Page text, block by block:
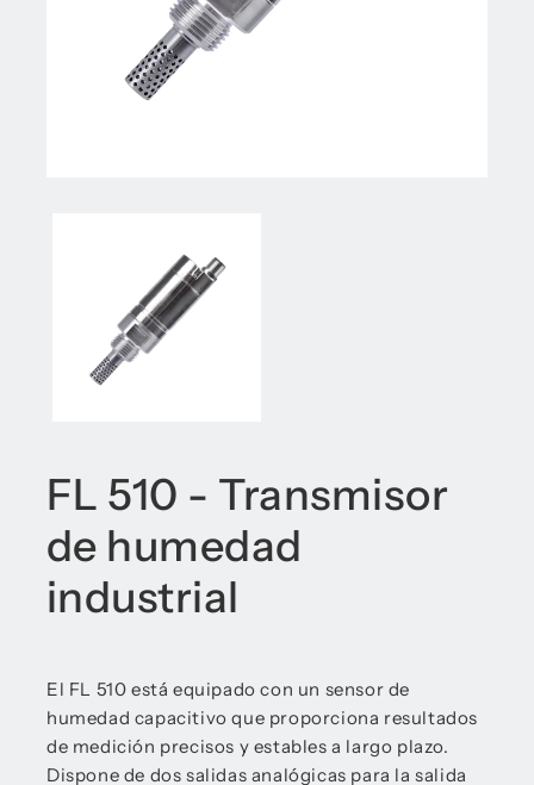
FL 510 - Transmisor
de humedad
industrial
El FL 510 está equipado con un sensor de
humedad capacitivo que proporciona resultados
de medición precisos y estables a largo plazo.
Dispone de dos salidas analógicas para la salida